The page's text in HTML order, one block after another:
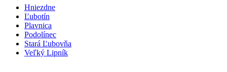
Hniezdne
Ľubotín
Plavnica
Podolínec
Stará Ľubovňa
Veľký Lipník